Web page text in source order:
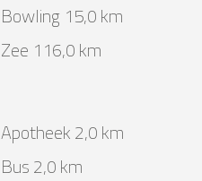
Bowling 15,0 km
Zee 116,0 km
Apotheek 2,0 km
Bus 2,0 km